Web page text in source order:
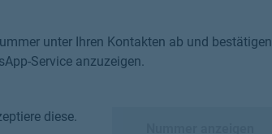
unter Ihren Kontakten ab und bestätigen
Service anzuzeigen.
diese.
diese.